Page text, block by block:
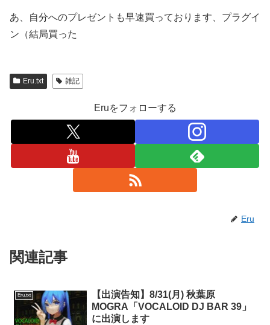
あ、自分へのプレゼントも早速買っております、プラグイ
ン（結局買った
Eru.txt 雑記
Eruをフォローする
Eru
関連記事
Eru.txt
【出演告知】8/31(月) 秋葉原
MOGRA「VOCALOID DJ BAR 39」
に出演します